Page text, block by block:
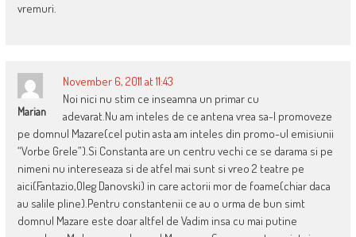
vremuri.
Marian
November 6, 2011 at 11:43
Noi nici nu stim ce inseamna un primar cu
adevarat.Nu am inteles de ce antena vrea sa-l promoveze
pe domnul Mazare(cel putin asta am inteles din promo-ul emisiunii
“Vorbe Grele”).Si Constanta are un centru vechi ce se darama si pe
nimeni nu intereseaza si de atfel mai sunt si vreo 2 teatre pe
aici(Fantazio,Oleg Danovski) in care actorii mor de foame(chiar daca
au salile pline).Pentru constantenii ce au o urma de bun simt
domnul Mazare este doar altfel de Vadim insa cu mai putine